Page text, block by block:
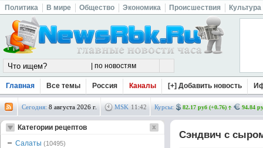
Политика В мире Общество Экономика Происшествия Культура
Главная Все темы Россия Каналы [+] Добавить новость
Сегодня: 8 августа 2026 г. MSK 11 :42 Курсы: 82.17 руб (+0.76) 94.84
Сэндвич с
Категории рецептов
Салаты (10495)